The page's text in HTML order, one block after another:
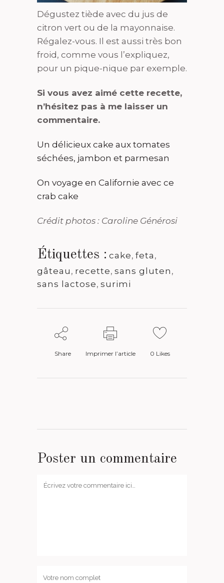
Dégustez tiède avec du jus de
citron vert ou de la mayonnaise.
Régalez-vous. Il est aussi très bon
froid, comme vous l’expliquez,
pour un pique-nique par exemple.
Si vous avez aimé cette recette,
n’hésitez pas à me laisser un
commentaire.
Un délicieux cake aux tomates
séchées, jambon et parmesan
On voyage en Californie avec ce
crab cake
Crédit photos : Caroline Générosi
Étiquettes : cake, feta ,
gâteau , recette, sans gluten ,
sans lactose, surimi
Share Imprimer l’article 0 Likes
Poster un commentaire